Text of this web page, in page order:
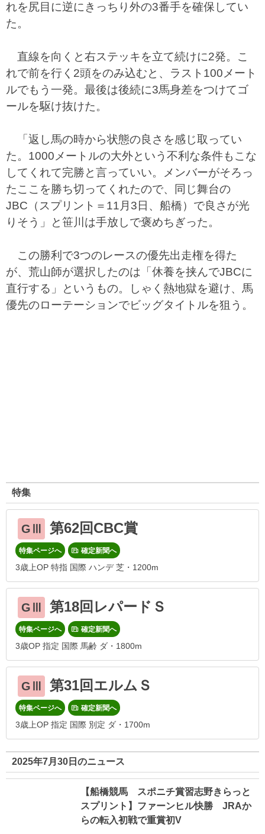
れを尻目に逆にきっちり外の3番手を確保してい
た。
直線を向くと右ステッキを立て続けに2発。こ
れで前を行く2頭をのみ込むと、ラスト100メート
ルでもう一発。最後は後続に3馬身差をつけてゴ
ールを駆け抜けた。
「返し馬の時から状態の良さを感じ取ってい
た。1000メートルの大外という不利な条件もこな
してくれて完勝と言っていい。メンバーがそろっ
たここを勝ち切ってくれたので、同じ舞台の
JBC（スプリント＝11月3日、船橋）で良さが光
りそう」と笹川は手放しで褒めちぎった。
この勝利で3つのレースの優先出走権を得た
が、荒山師が選択したのは「休養を挟んでJBCに
直行する」というもの。しゃく熱地獄を避け、馬
優先のローテーションでビッグタイトルを狙う。
特集
GⅢ 第62回CBC賞
特集ページへ 確定新聞へ
3歳上OP 特指 国際 ハンデ 芝・1200m
GⅢ 第18回レパードＳ
特集ページへ 確定新聞へ
3歳OP 指定 国際 馬齢 ダ・1800m
GⅢ 第31回エルムＳ
特集ページへ 確定新聞へ
3歳上OP 指定 国際 別定 ダ・1700m
2025年7月30日のニュース
【船橋競馬 スポニチ賞習志野きらっと
スプリント】ファーンヒル快勝 JRAか
らの転入初戦で重賞初V